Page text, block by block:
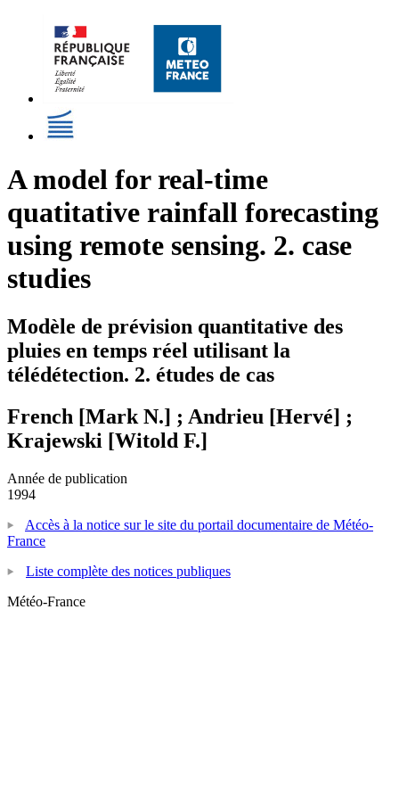
A model for real-time
quatitative rainfall forecasting
using remote sensing. 2. case
studies
Modèle de prévision quantitative des
pluies en temps réel utilisant la
télédétection. 2. études de cas
French [Mark N.] ; Andrieu [Hervé] ;
Krajewski [Witold F.]
Année de publication
1994
Accès à la notice sur le site du portail documentaire de Météo-
France
Liste complète des notices publiques
Météo-France